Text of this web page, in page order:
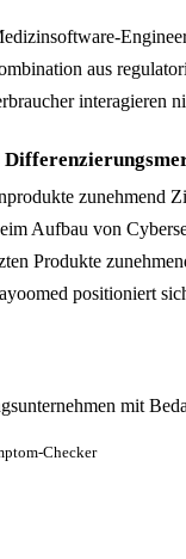
aus
interagieren
zunehmend
Aufbau von
Produkte
positioniert
mit
Checker